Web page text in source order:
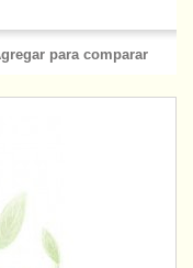
para comparar